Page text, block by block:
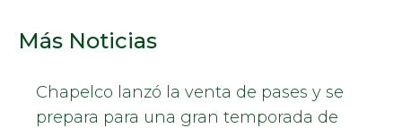
Más Noticias
Chapelco lanzó la venta de pases y se
prepara para una gran temporada de